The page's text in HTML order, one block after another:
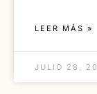
LEER MÁS »
JULIO 28,